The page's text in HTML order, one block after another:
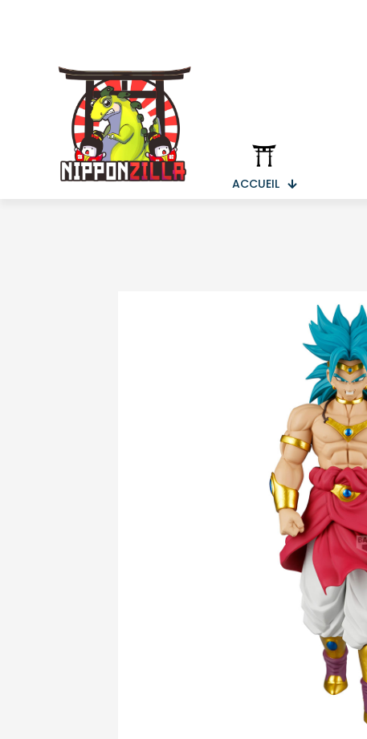
ACCUEIL